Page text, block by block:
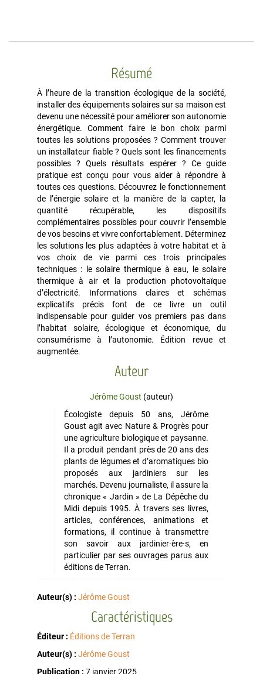
Résumé
À l’heure de la transition écologique de la société,
installer des équipements solaires sur sa maison est
devenu une nécessité pour améliorer son autonomie
énergétique. Comment faire le bon choix parmi
toutes les solutions proposées ? Comment trouver
un installateur fiable ? Quels sont les financements
possibles ? Quels résultats espérer ? Ce guide
pratique est conçu pour vous aider à répondre à
toutes ces questions. Découvrez le fonctionnement
de l’énergie solaire et la manière de la capter, la
quantité récupérable, les dispositifs
complémentaires possibles pour couvrir l’ensemble
de vos besoins et vivre confortablement. Déterminez
les solutions les plus adaptées à votre habitat et à
vos choix de vie parmi ces trois principales
techniques : le solaire thermique à eau, le solaire
thermique à air et la production photovoltaïque
d’électricité. Informations claires et schémas
explicatifs précis font de ce livre un outil
indispensable pour guider vos premiers pas dans
l’habitat solaire, écologique et économique, du
consumérisme à l’autonomie. Édition revue et
augmentée.
Auteur
Jérôme Goust (auteur)
Écologiste depuis 50 ans, Jérôme
Goust agit avec Nature & Progrès pour
une agriculture biologique et paysanne.
Il a produit pendant près de 20 ans des
plants de légumes et d’aromatiques bio
proposés aux jardiniers sur les
marchés. Devenu journaliste, il assure la
chronique « Jardin » de La Dépêche du
Midi depuis 1995. À travers ses livres,
articles, conférences, animations et
formations, il continue à transmettre
son savoir aux jardinier·ère·s, en
particulier par ses ouvrages parus aux
éditions de Terran.
Auteur(s) : Jérôme Goust
Caractéristiques
Éditeur : Éditions de Terran
Auteur(s) : Jérôme Goust
Publication : 7 janvier 2025